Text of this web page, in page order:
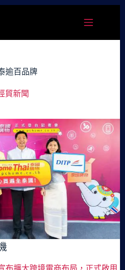
逾百品牌
貿新聞
布擴大跨境電商布局，正式啟用